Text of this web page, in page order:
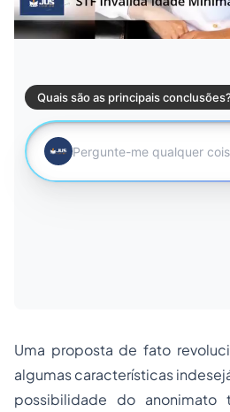
Uma proposta de fato
algumas características
possibilidade do